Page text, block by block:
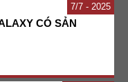
7 7 - 2025
CÓ SẢN